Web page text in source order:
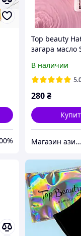
Top beauty
загара масло
загара
В наличии
280₴
Магазин азиатской косметики